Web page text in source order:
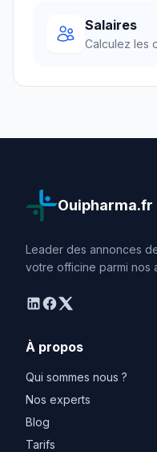
Salaires
Calculez les
Ouipharma.fr
Leader des annonces
votre officine parmi nos
linkedin
facebook
twitter
À propos
Qui sommes nous ?
Nos experts
Blog
Tarifs